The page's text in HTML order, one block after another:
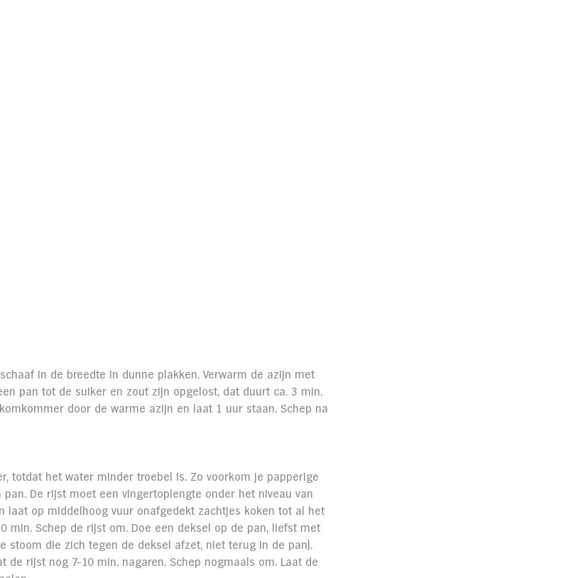
in de breedte in dunne plakken. Verwarm de azijn met
pan tot de suiker en zout zijn opgelost, dat duurt ca. 3 min.
door de warme azijn en laat 1 uur staan. Schep na
totdat het water minder troebel is. Zo voorkom je papperige
De rijst moet een vingertoplengte onder het niveau van
laat op middelhoog vuur onafgedekt zachtjes koken tot al het
min. Schep de rijst om. Doe een deksel op de pan, liefst met
stoom die zich tegen de deksel afzet, niet terug in de pan).
de rijst nog 7-10 min. nagaren. Schep nogmaals om. Laat de